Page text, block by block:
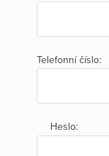
Telefonní číslo:
Heslo: